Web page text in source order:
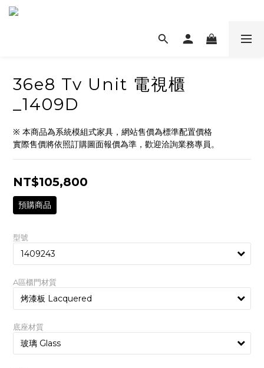
36e8 Tv Unit 電視櫃
_1409D
※ 本商品為系統模組式家具，網站售價為標準配置價格
實際售價將依照訂購圖面報價為準，歡迎洽詢業務專員。
NT$105,800
預購商品
型號
A區櫃門材質
底座材質